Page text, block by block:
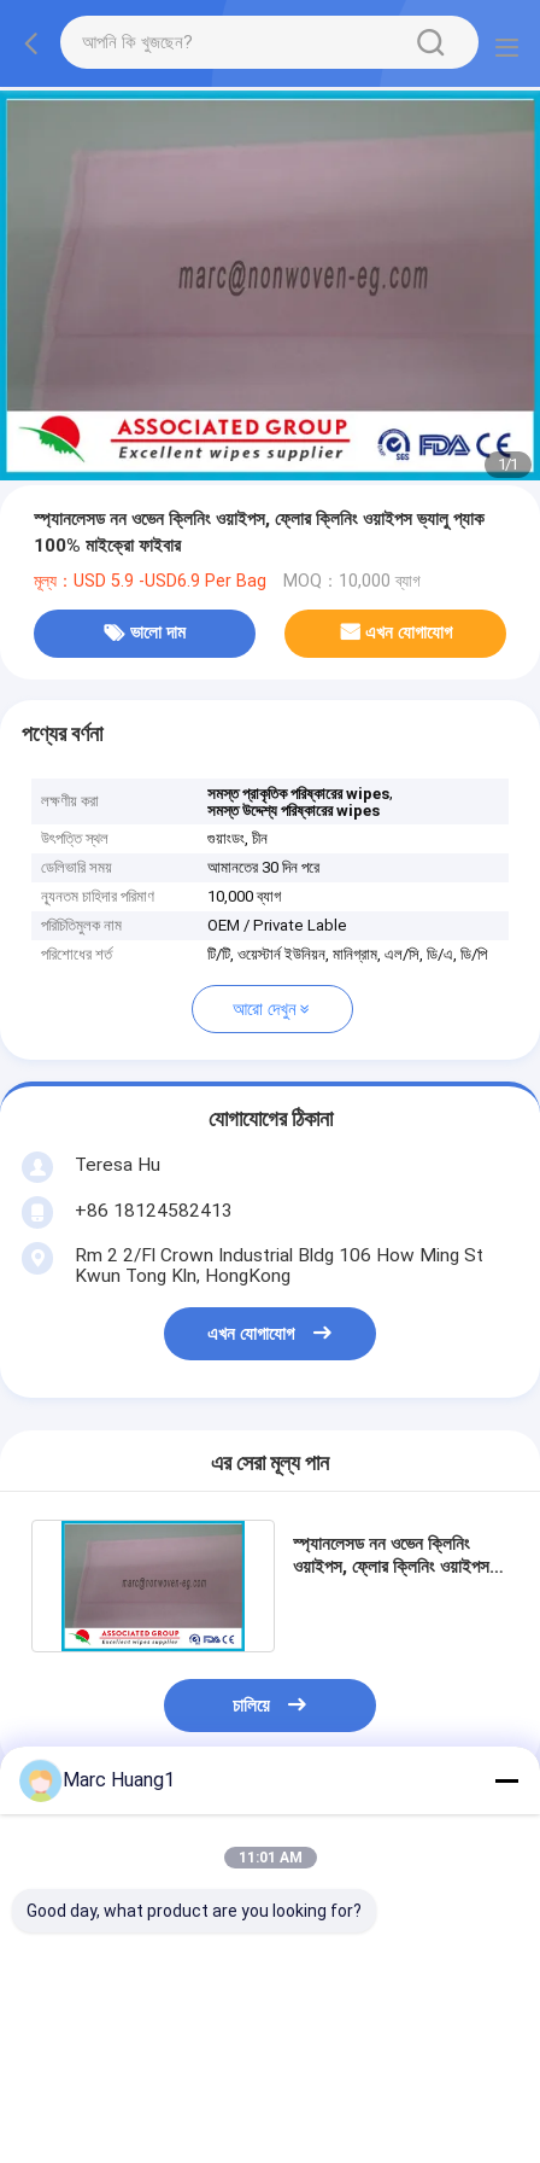
1/1
স্প্যানলেসড নন ওভেন ক্লিনিং ওয়াইপস, ফ্লোর ক্লিনিং ওয়াইপস ভ্যালু প্যাক
100% মাইক্রো ফাইবার
মূল্য：USD 5.9 -USD6.9 Per Bag MOQ：10,000 ব্যাগ
ভালো দাম এখন যোগাযোগ
পণ্যের বর্ণনা
লক্ষণীয় করা সমস্ত প্রাকৃতিক পরিষ্কারের wipes,
সমস্ত উদ্দেশ্য পরিষ্কারের wipes
উৎপত্তি স্থল
গুয়াংডং, চীন
ডেলিভারি সময়
আমানতের 30 দিন পরে
ন্যূনতম চাহিদার পরিমাণ
10,000 ব্যাগ
পরিচিতিমুলক নাম
OEM / Private Lable
পরিশোধের শর্ত
টি/টি, ওয়েস্টার্ন ইউনিয়ন, মানিগ্রাম, এল/সি, ডি/এ, ডি/পি
আরো দেখুন
যোগাযোগের ঠিকানা
Teresa Hu
+86 18124582413
Rm 2 2/Fl Crown Industrial Bldg 106 How Ming St
Kwun Tong Kln, HongKong
এখন যোগাযোগ
এর সেরা মূল্য পান
স্প্যানলেসড নন ওভেন ক্লিনিং
ওয়াইপস, ফ্লোর ক্লিনিং ওয়াইপস
চালিয়ে
প্রস্তাবিত পণ্য
Marc Huang1
11:01 AM
Good day, what product are you looking for?